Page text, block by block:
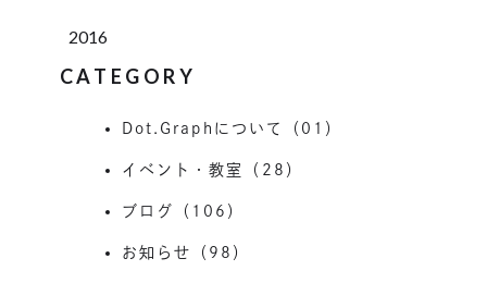
2016
CATEGORY
Dot.Graphについて（01）
イベント・教室（28）
ブログ（106）
お知らせ（98）